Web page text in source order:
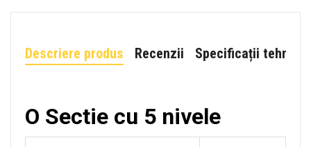
Descriere produs Recenzii Specificații tehnice
O Sectie cu 5 nivele